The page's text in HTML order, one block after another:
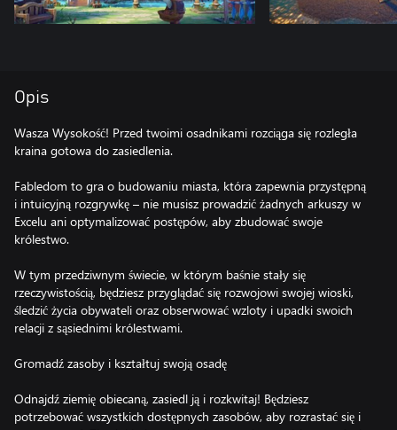
Opis
Wasza Wysokość! Przed twoimi osadnikami rozciąga się rozległa
kraina gotowa do zasiedlenia.
Fabledom to gra o budowaniu miasta, która zapewnia przystępną
i intuicyjną rozgrywkę – nie musisz prowadzić żadnych arkuszy w
Excelu ani optymalizować postępów, aby zbudować swoje
królestwo.
W tym przedziwnym świecie, w którym baśnie stały się
rzeczywistością, będziesz przyglądać się rozwojowi swojej wioski,
śledzić życia obywateli oraz obserwować wzloty i upadki swoich
relacji z sąsiednimi królestwami.
Gromadź zasoby i kształtuj swoją osadę
Odnajdź ziemię obiecaną, zasiedl ją i rozkwitaj! Będziesz
potrzebować wszystkich dostępnych zasobów, aby rozrastać się i